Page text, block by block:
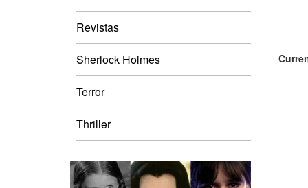
Revistas
Sherlock Holmes
Terror
Thriller